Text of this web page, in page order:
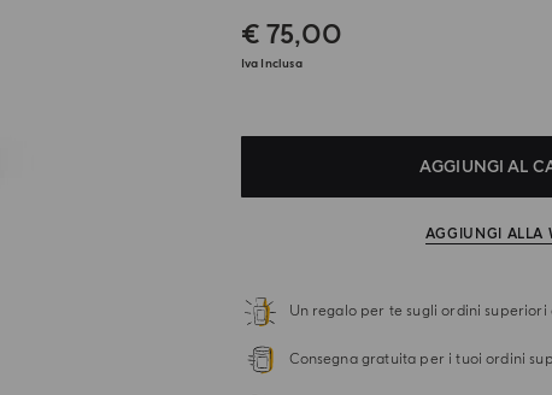
€ 75,00
Iva Inclusa
AGGIUNGI AL
AGGIUNGI ALLA
Un regalo per te sugli ordini superiori
Consegna gratuita per i tuoi ordini